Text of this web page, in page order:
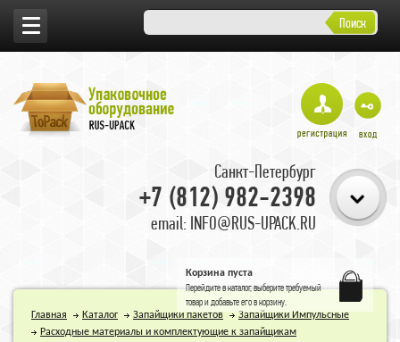
Поиск
Санкт-Петербург
+7 (812) 982-2398
email: INFO@RUS-UPACK.RU
Корзина пуста
Перейдите вкаталог, выберите требуемый
товар и добавьте его в корзину.
Главная Каталог Запайщики пакетов
Запайщики Импульсные
Расходные материалы и комплектующие к запайщикам